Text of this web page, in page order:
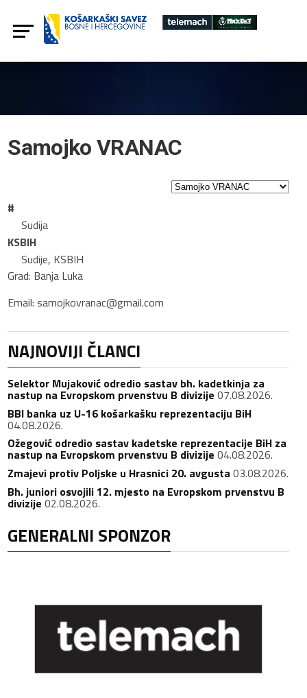
Samojko VRANAC
#
Sudija
KSBIH
Sudije, KSBIH
Grad: Banja Luka
Email: samojkovranac@gmail.com
NAJNOVIJI ČLANCI
Selektor Mujaković odredio sastav bh. kadetkinja za
nastup na Evropskom prvenstvu B divizije 07.08.2026.
BBI banka uz U-16 košarkašku reprezentaciju BiH
04.08.2026.
Ožegović odredio sastav kadetske reprezentacije BiH za
nastup na Evropskom prvenstvu B divizije 04.08.2026.
Zmajevi protiv Poljske u Hrasnici 20. avgusta 03.08.2026.
Bh. juniori osvojili 12. mjesto na Evropskom prvenstvu B
divizije 02.08.2026.
GENERALNI SPONZOR